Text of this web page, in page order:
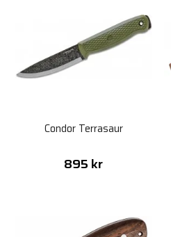
Condor Terrasaur
895 kr